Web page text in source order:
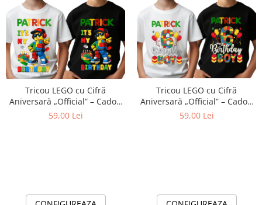
Tricou LEGO cu Cifră
Aniversară „Official” – Cadou
Personalizat pentru Copii | e-
59,00 Lei
Tricou LEGO cu Cifră
Aniversară „Official” – Cadou
Personalizat pentru Copii | e-
59,00 Lei